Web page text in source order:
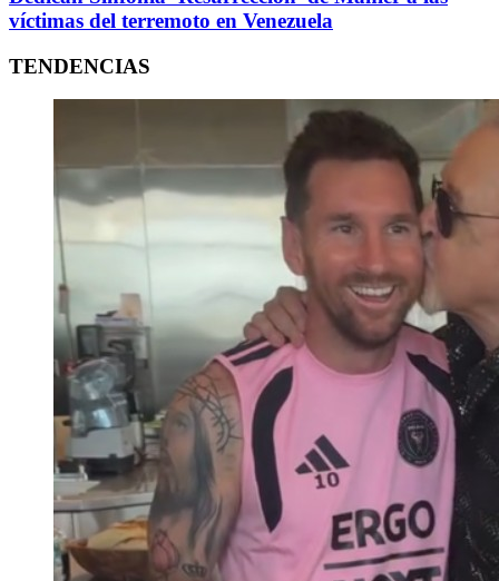
víctimas del terremoto en Venezuela
TENDENCIAS